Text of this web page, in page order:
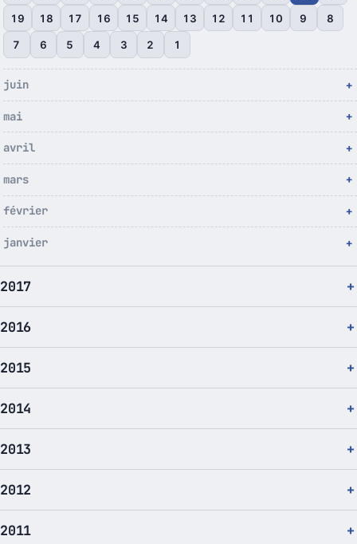
19 18 17 16 15 14 13 12 11 10 9 8
7 6 5 4 3 2 1
juin
mai
avril
mars
février
janvier
2017
2016
2015
2014
2013
2012
2011